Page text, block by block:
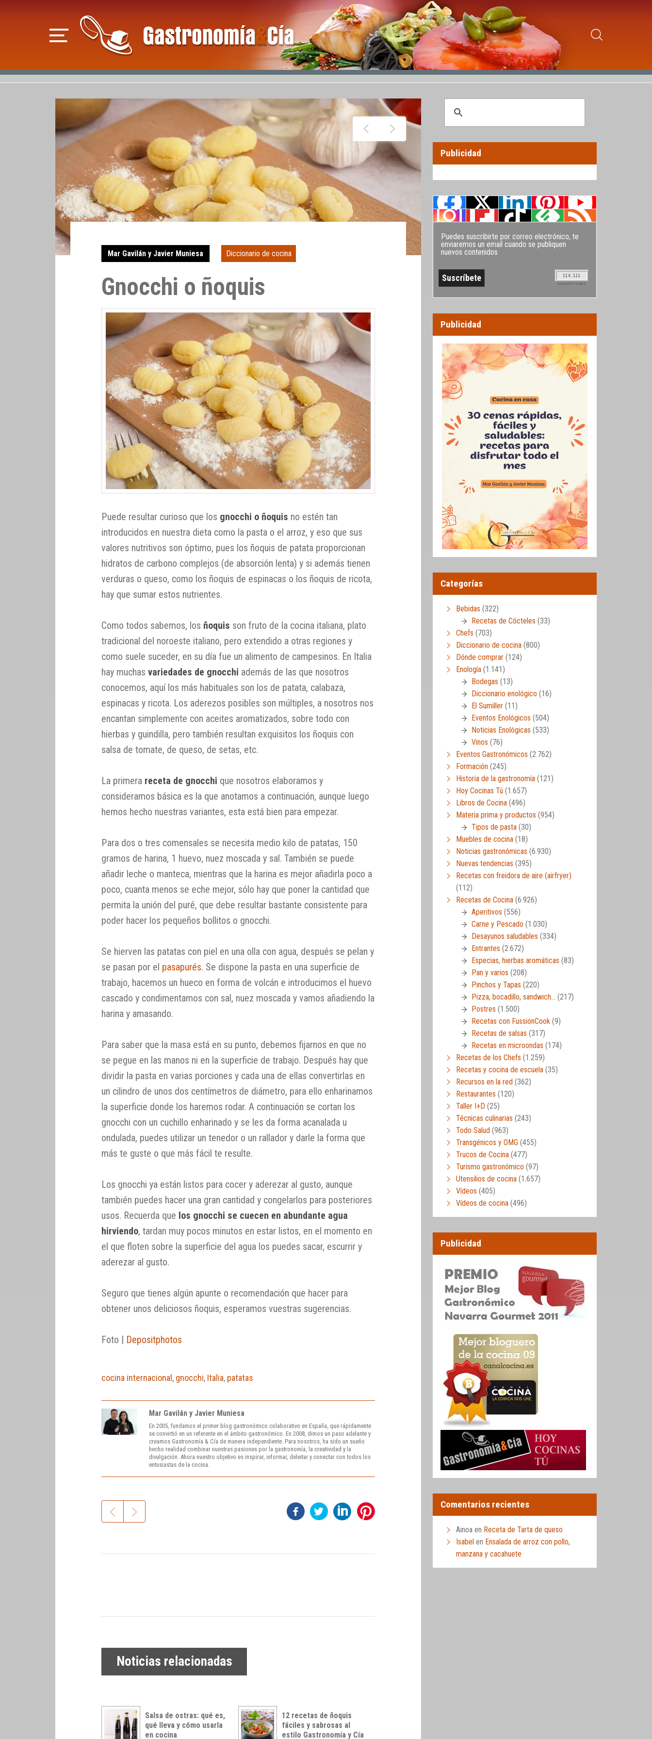
Mar Gavilán y Javier Muniesa Diccionario de cocina
Gnocchi o ñoquis
Puede resultar curioso que los gnocchi o ñoquis no estén tan
introducidos en nuestra dieta como la pasta o el arroz, y eso que sus
valores nutritivos son óptimo, pues los ñoquis de patata proporcionan
hidratos de carbono complejos (de absorción lenta) y si además tienen
verduras o queso, como los ñoquis de espinacas o los ñoquis de ricota,
hay que sumar estos nutrientes.
Como todos sabemos, los ñoquis son fruto de la cocina italiana, plato
tradicional del noroeste italiano, pero extendido a otras regiones y
como suele suceder, en su día fue un alimento de campesinos. En Italia
hay muchasvariedades de gnocchi además de las que nosotros
conocemos, aquí los más habituales son los de patata, calabaza,
espinacas y ricota. Los aderezos posibles son múltiples, a nosotros nos
encantan simplemente con aceites aromatizados, sobre todo con
hierbas y guindilla, pero también resultan exquisitos los ñoquis con
salsa de tomate, de queso, de setas, etc.
La primera receta de gnocchi que nosotros elaboramos y
consideramos básica es la que anotamos a continuación, aunque luego
hemos hecho nuestras variantes, esta está bien para empezar.
Para dos o tres comensales se necesita medio kilo de patatas, 150
gramos de harina, 1 huevo, nuez moscada y sal. También se puede
añadir leche o manteca, mientras que la harina es mejor añadirla poco a
poco, cuanta menos se eche mejor, sólo hay que poner la cantidad que
permita la unión del puré, que debe resultar bastante consistente para
poder hacer los pequeños bollitos o gnocchi.
Se hierven las patatas con piel en una olla con agua, después se pelan y
se pasan por el pasapurés. Se dispone la pasta en una superficie de
trabajo, hacemos un hueco en forma de volcán e introducimos el huevo
cascado y condimentamos con sal, nuez moscada y vamos añadiendo la
harina y amasando.
Para saber que la masa está en su punto, debemos fijarnos en que no
se pegue en las manos ni en la superficie de trabajo. Después hay que
dividir la pasta en varias porciones y cada una de ellas convertirlas en
un cilindro de unos dos centímetros de diámetro, para ello enharinamos
la superficie donde los haremos rodar. A continuación se cortan los
gnocchi con un cuchillo enharinado y se les da forma acanalada u
ondulada, puedes utilizar un tenedor o un rallador y darle la forma que
más te guste o que más fácil te resulte.
Los gnocchi ya están listos para cocer y aderezar al gusto, aunque
también puedes hacer una gran cantidad y congelarlos para posteriores
usos. Recuerda que los gnocchi se cuecen en abundante agua
hirviendo, tardan muy pocos minutos en estar listos, en el momento en
el que floten sobre la superficie del agua los puedes sacar, escurrir y
aderezar al gusto.
Seguro que tienes algún apunte o recomendación que hacer para
obtener unos deliciosos ñoquis, esperamos vuestras sugerencias.
Foto | Depositphotos
cocina internacional, gnocchi, Italia, patatas
Mar Gavilán y Javier Muniesa
En 2005, fundamos el primer blog gastronómico colaborativo en España, que rápidamente
se convirtió en un referente en el ámbito gastronómico. En 2008, dimos un paso adelante y
creamos Gastronomía & Cía de manera independiente. Para nosotros, ha sido un sueño
hecho realidad combinar nuestras pasiones por la gastronomía, la creatividad y la
divulgación. Ahora nuestro objetivo es inspirar, informar, deleitar y conectar con todos los
entusiastas de la cocina.
Noticias relacionadas
Salsa de ostras: qué es,
qué lleva y cómo usarla
en cocina
12 recetas de ñoquis
fáciles y sabrosas al
estilo Gastronomía y Cía
Publicidad
Puedes suscribirte por correo electrónico, te
enviaremos un email cuando se publiquen
nuevos contenidos
114.111
SUSCRIPTORES
Publicidad
Categorías
Bebidas (322)
Recetas de Cócteles (33)
Chefs (703)
Diccionario de cocina (800)
Dónde comprar (124)
Enología (1.141)
Bodegas (13)
Diccionario enológico (16)
El Sumiller (11)
Eventos Enológicos (504)
Noticias Enológicas (533)
Vinos (76)
Eventos Gastronómicos (2.762)
Formación (245)
Historia de la gastronomía (121)
Hoy Cocinas Tú (1.657)
Libros de Cocina (496)
Materia prima y productos (954)
Tipos de pasta (30)
Muebles de cocina (18)
Noticias gastronómicas (6.930)
Nuevas tendencias (395)
Recetas con freidora de aire (airfryer)
(112)
Recetas de Cocina (6.926)
Aperitivos (556)
Carne y Pescado (1.030)
Desayunos saludables (334)
Entrantes (2.672)
Especias, hierbas aromáticas (83)
Pan y varios (208)
Pinchos y Tapas (220)
Pizza, bocadillo, sandwich… (217)
Postres (1.500)
Recetas con FussionCook (9)
Recetas de salsas (317)
Recetas en microondas (174)
Recetas de los Chefs (1.259)
Recetas y cocina de escuela (35)
Recursos en la red (362)
Restaurantes (120)
Taller I+D (25)
Técnicas culinarias (243)
Todo Salud (963)
Transgénicos y OMG (455)
Trucos de Cocina (477)
Turismo gastronómico (97)
Utensilios de cocina (1.657)
Vídeos (405)
Vídeos de cocina (496)
Publicidad
Comentarios recientes
Ainoa en Receta de Tarta de queso
Isabel en Ensalada de arroz con pollo,
manzana y cacahuete